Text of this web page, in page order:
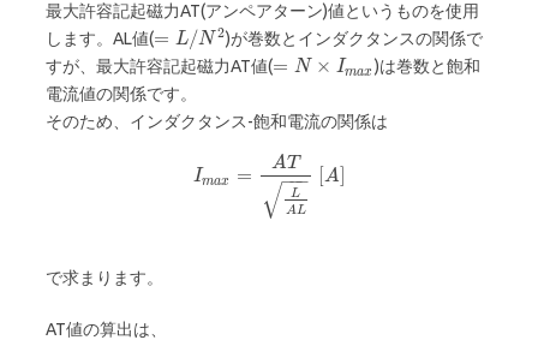
最大許容記起磁力AT(アンペアターン)値というものを使用
します。AL値(= L/N 2)が巻数とインダクタンスの関係で
すが、最大許容記起磁力AT値(= N × Imax )は巻数と飽和
電流値の関係です。
そのため、インダクタンス-飽和電流の関係は
Imax =
AT
L
AL
−−
−
√
A
で求まります。
AT値の算出は、